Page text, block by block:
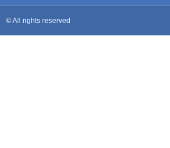
© All rights reserved